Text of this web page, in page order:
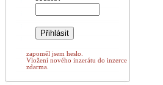
zapoměl jsem heslo.
Vložení nového inzerátu do inzerce
zdarma.